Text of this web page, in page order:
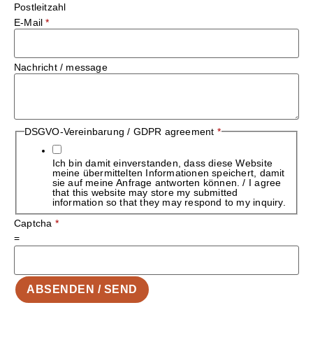
Postleitzahl
E-Mail*
Nachricht / message
DSGVO-Vereinbarung / GDPR agreement *
Ich bin damit einverstanden, dass diese Website
meine übermittelten Informationen speichert, damit
sie auf meine Anfrage antworten können. / I agree
that this website may store my submitted
information so that they may respond to my inquiry.
Captcha *
=
ABSENDEN / SEND